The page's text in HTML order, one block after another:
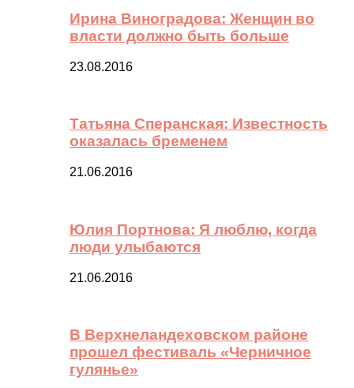
Ирина Виноградова: Женщин во
власти должно быть больше
23.08.2016
Татьяна Сперанская: Известность
оказалась бременем
21.06.2016
Юлия Портнова: Я люблю, когда
люди улыбаются
21.06.2016
В Верхнеландеховском районе
прошел фестиваль «Черничное
гулянье»